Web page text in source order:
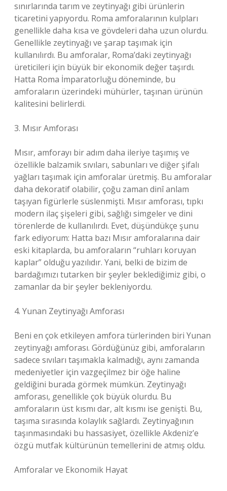
sınırlarında tarım ve zeytinyağı gibi ürünlerin
ticaretini yapıyordu. Roma amforalarının kulpları
genellikle daha kısa ve gövdeleri daha uzun olurdu.
Genellikle zeytinyağı ve şarap taşımak için
kullanılırdı. Bu amforalar, Roma’daki zeytinyağı
üreticileri için büyük bir ekonomik değer taşırdı.
Hatta Roma İmparatorluğu döneminde, bu
amforaların üzerindeki mühürler, taşınan ürünün
kalitesini belirlerdi.
3. Mısır Amforası
Mısır, amforayı bir adım daha ileriye taşımış ve
özellikle balzamik sıvıları, sabunları ve diğer şifalı
yağları taşımak için amforalar üretmiş. Bu amforalar
daha dekoratif olabilir, çoğu zaman dinî anlam
taşıyan figürlerle süslenmişti. Mısır amforası, tıpkı
modern ilaç şişeleri gibi, sağlığı simgeler ve dini
törenlerde de kullanılırdı. Evet, düşündükçe şunu
fark ediyorum: Hatta bazı Mısır amforalarına dair
eski kitaplarda, bu amforaların “ruhları koruyan
kaplar” olduğu yazılıdır. Yani, belki de bizim de
bardağımızı tutarken bir şeyler beklediğimiz gibi, o
zamanlar da bir şeyler bekleniyordu.
4. Yunan Zeytinyağı Amforası
Beni en çok etkileyen amfora türlerinden biri Yunan
zeytinyağı amforası. Gördüğünüz gibi, amforaların
sadece sıvıları taşımakla kalmadığı, aynı zamanda
medeniyetler için vazgeçilmez bir öğe haline
geldiğini burada görmek mümkün. Zeytinyağı
amforası, genellikle çok büyük olurdu. Bu
amforaların üst kısmı dar, alt kısmı ise genişti. Bu,
taşıma sırasında kolaylık sağlardı. Zeytinyağının
taşınmasındaki bu hassasiyet, özellikle Akdeniz’e
özgü mutfak kültürünün temellerini de atmış oldu.
Amforalar ve Ekonomik Hayat